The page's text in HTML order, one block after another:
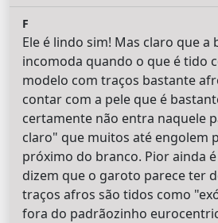
F
Ele é lindo sim! Mas claro que
incomoda quando o que é tido
modelo com traços bastante
contar com a pele que é
certamente não entra naquele
claro" que muitos até engolem
próximo do branco. Pior ainda
dizem que o garoto parece ter
traços afros são tidos como
fora do padrãozinho